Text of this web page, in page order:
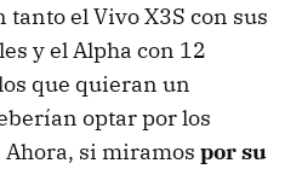
el Vivo X3S con sus
y el Alpha con 12
que quieran un
optar por los
Ahora, si miramos por su